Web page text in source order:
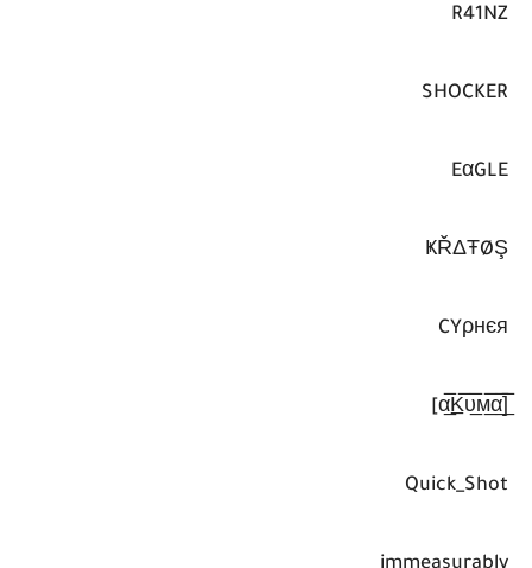
R41NZ
SHOCKER
EαGLE
ҜŘΔŦØŞ
CYρнєя
Quick_Shot